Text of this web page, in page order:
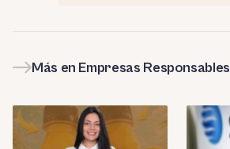
Más en Empresas Responsables